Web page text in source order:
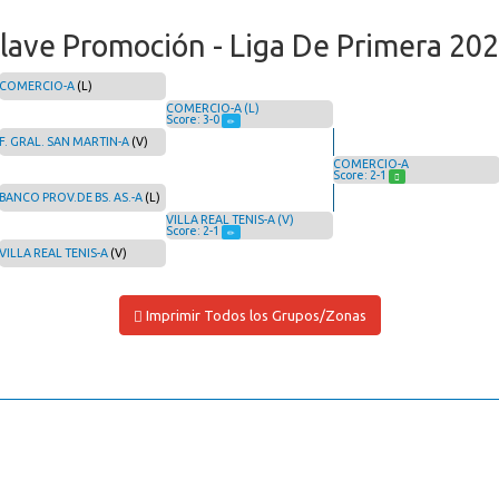
Promoción - Liga De Primera
COMERCIO-A (L)
F. GRAL. SAN MARTIN-A (V)
BANCO PROV.DE BS. AS.-A (L)
VILLA REAL TENIS-A (V)
COMERCIO-A (L)
Score: 3-0
VILLA REAL TENIS-A (V)
Score: 2-1
COMERCIO-A
Score: 2-1
Imprimir Todos los Grupos/Zonas